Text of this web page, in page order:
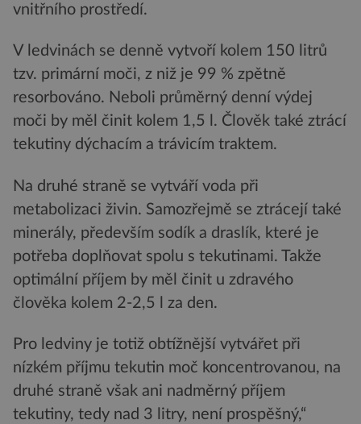
vnitřního prostředí.
V ledvinách se denně vytvoří kolem 150 litrů
tzv. primární moči, z niž je 99 % zpětně
resorbováno. Neboli průměrný denní výdej
moči by měl činit kolem 1,5 l. Člověk také ztrácí
tekutiny dýchacím a trávicím traktem.
Na druhé straně se vytváří voda při
metabolizaci živin. Samozřejmě se ztrácejí také
minerály, především sodík a draslík, které je
potřeba doplňovat spolu s tekutinami. Takže
optimální příjem by měl činit u zdravého
člověka kolem 2-2,5 l za den.
Pro ledviny je totiž obtížnější vytvářet při
nízkém příjmu tekutin moč koncentrovanou, na
druhé straně však ani nadměrný příjem
tekutiny, tedy nad 3 litry, není prospěšný,“